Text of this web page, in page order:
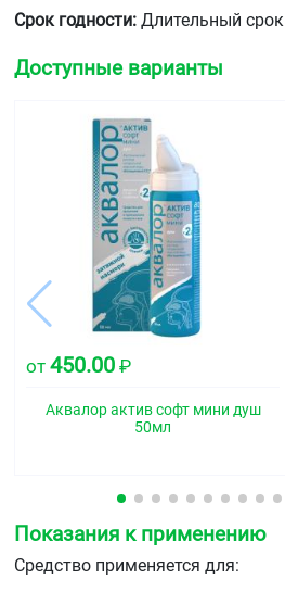
Срок годности: Длительный срок
Доступные варианты
от 450.00 ₽
Аквалор актив софт мини душ
50мл
Показания к применению
Средство применяется для: